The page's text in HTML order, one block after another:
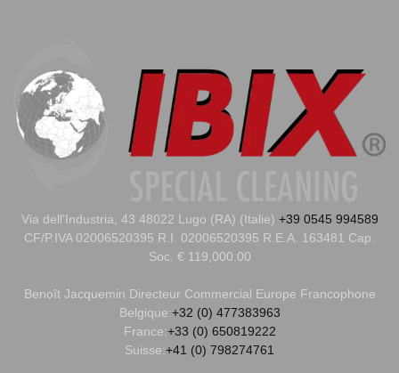
Via dell’Industria, 43 48022 Lugo (RA) (Italie) +39 0545 994589
CF/P.IVA 02006520395 R.I. 02006520395 R.E.A. 163481 Cap.
Soc. € 119,000.00
Benoît Jacquemin Directeur Commercial Europe Francophone
Belgique:+32 (0) 477383963
France:+33 (0) 650819222
Suisse:+41 (0) 798274761